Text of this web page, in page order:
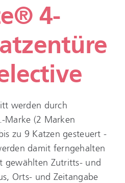
4-
werden durch
Marke (2 Marken
zu 9 Katzen gesteuert -
damit ferngehalten
gewählten Zutritts- und
Orts- und Zeitangabe